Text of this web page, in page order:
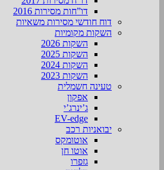
דו”חות מסירות 2016
דוח חודשי מסירות משאיות
השקות מקומיות
השקות 2026
השקות 2025
השקות 2024
השקות 2023
טעינה חשמלית
אפקון
ג’ינרג’י
EV-edge
יבואניות רכב
אוטומקס
אוטו חן
גזפרו